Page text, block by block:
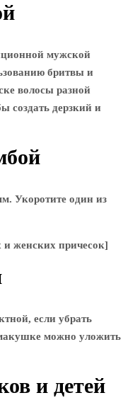
мужской
бритвы и
волосы разной
создать дерзкий и
Укоротите один из
если убрать
можно уложить
и детей